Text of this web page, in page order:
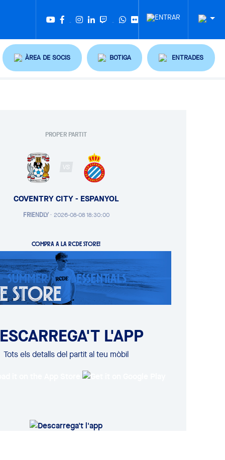
ÀREA DE SOCIS BOTIGA ENTRADES
PROPER PARTIT
VS
COVENTRY CITY - ESPANYOL
FRIENDLY· 2026-08-08 18:30:00
COMPRA A LA RCDE STORE!
L'APP
Tots els detalls del partit al teu mòbil